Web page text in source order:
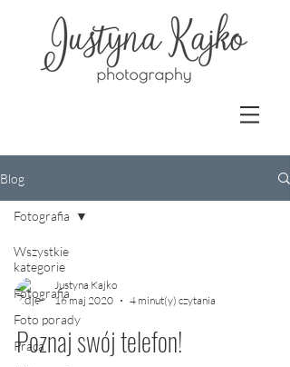
Blog
Wszystkie
kategorie
Fotografia
Foto porady
Praca
Fotografia
Justyna Kajko
16 maj 2020
4 minut(y) czytania
Poznaj swój telefon!